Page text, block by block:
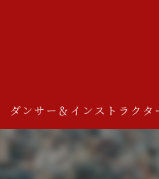
ダンサー＆インストラクタ